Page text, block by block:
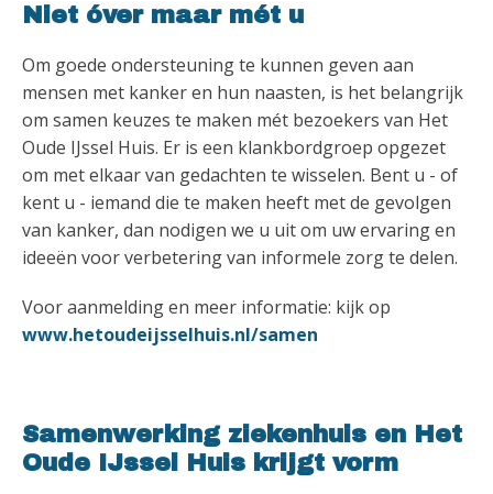
Niet óver maar mét u
Om goede ondersteuning te kunnen geven aan
mensen met kanker en hun naasten, is het belangrijk
om samen keuzes te maken mét bezoekers van Het
Oude IJssel Huis. Er is een klankbordgroep opgezet
om met elkaar van gedachten te wisselen. Bent u - of
kent u - iemand die te maken heeft met de gevolgen
van kanker, dan nodigen we u uit om uw ervaring en
ideeën voor verbetering van informele zorg te delen.
Voor aanmelding en meer informatie: kijk op
www.hetoudeijsselhuis.nl/samen
Samenwerking ziekenhuis en Het
Oude IJssel Huis krijgt vorm